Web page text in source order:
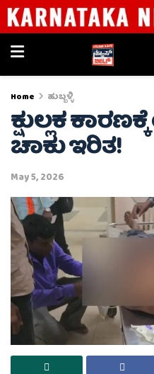
Home ಹುಬ್ಬಳ್ಳಿ
ಕ್ಷುಲ್ಲಕ
ಚಾಕು ಇರಿತ!
May 5, 2026